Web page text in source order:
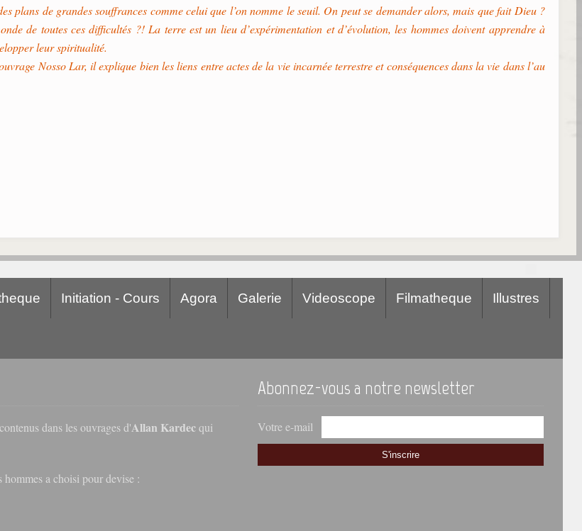
plans de grandes souffrances comme celui que l’on nomme le seuil. On peut se demander alors, mais que fait Dieu ?
de toutes ces difficultés ?! La terre est un lieu d’expérimentation et d’évolution, les hommes doivent apprendre à
leur spiritualité.
Nosso Lar, il explique bien les liens entre actes de la vie incarnée terrestre et conséquences dans la vie dans l’au
Initiation - Cours Agora Galerie Videoscope Filmatheque Illustres
dans les ouvrages d'Allan Kardecqui
a choisi pour devise :
Abonnez-vous a notre newsletter
Votre e-mail
S'inscrire